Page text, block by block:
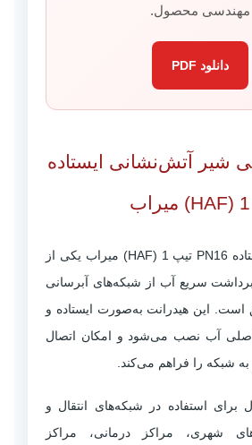
مهندسی محصول.
دانلود PDF
شیر آتش‌نشانی ایستاده
شیر آتش‌نشانی ایستاده PN16 تیپ 1 (HAF) میراب یکی از
سریع آب از شبکه‌های آبرسانی
این هیدرانت به‌صورت ایستاده و
آب نصب می‌شود و امکان اتصال
شبکه را فراهم می‌کند.
استفاده در شبکه‌های انتقال و
شهری، مراکز درمانی، مراکز